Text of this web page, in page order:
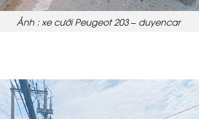
Ảnh : xe cưới Peugeot 203 – duyencar